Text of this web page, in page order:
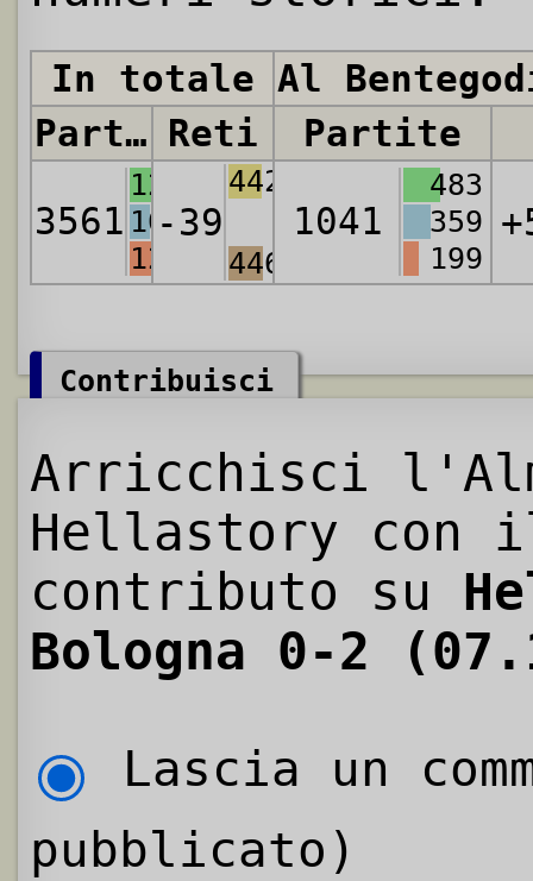
In totale Al
Partite Reti Partite
3561
1259
1067
1235
-39
4425
4464
1041
483
359
199
Contribuisci
Arricchisci
Hellastory con
contributo su
Bologna 0-2
Lascia un
pubblicato)